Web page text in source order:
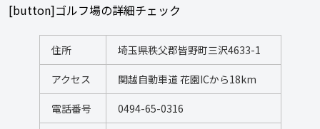
[button]ゴルフ場の詳細チェック
住所 埼玉県秩父郡皆野町三沢4633-1
アクセス 関越自動車道 花園ICから18km
電話番号 0494-65-0316